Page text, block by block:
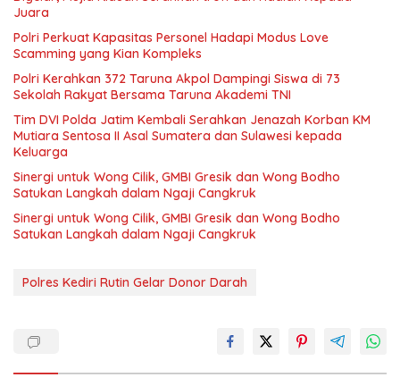
Juara
Polri Perkuat Kapasitas Personel Hadapi Modus Love
Scamming yang Kian Kompleks
Polri Kerahkan 372 Taruna Akpol Dampingi Siswa di 73
Sekolah Rakyat Bersama Taruna Akademi TNI
Tim DVI Polda Jatim Kembali Serahkan Jenazah Korban KM
Mutiara Sentosa II Asal Sumatera dan Sulawesi kepada
Keluarga
Sinergi untuk Wong Cilik, GMBI Gresik dan Wong Bodho
Satukan Langkah dalam Ngaji Cangkruk
Sinergi untuk Wong Cilik, GMBI Gresik dan Wong Bodho
Satukan Langkah dalam Ngaji Cangkruk
Polres Kediri Rutin Gelar Donor Darah